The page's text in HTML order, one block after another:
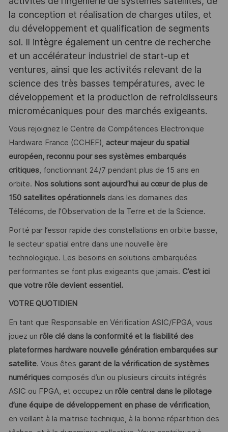
la conception et réalisation de charges utiles, et
du développement et qualification de segments
sol. Il intègre également un centre de recherche
et un accélérateur industriel de start-up et
ventures, ainsi que les activités relevant de la
science des très basses températures, avec le
développement et la production de refroidisseurs
micromécaniques pour des marchés exigeants.
Vous rejoignez le Centre de Compétences Electronique
Hardware France (CCHEF), acteur majeur du spatial
européen, reconnu pour ses systèmes embarqués
critiques, fonctionnant 24/7 pendant plus de 15 ans en
orbite. Nos solutions sont aujourd’hui au cœur de plus de
150 satellites opérationnels dans les domaines des
Télécoms, de l’Observation de la Terre et de la Science.
Porté par l’essor rapide des constellations en orbite basse,
le secteur spatial entre dans une nouvelle ère
technologique. Les besoins en solutions embarquées
performantes se font plus exigeants que jamais. C’est ici
que votre rôle devient essentiel.
VOTRE QUOTIDIEN
En tant que Responsable en Vérification ASIC/FPGA, vous
jouez un rôle clé dans la conformité et la fiabilité des
plateformes hardware nouvelle génération embarquées sur
satellite. Vous êtes garant de la vérification de systèmes
numériquescomposés d’un ou plusieurs circuits intégrés
ASIC ou FPGA, et occupez un rôle central dans le pilotage
d’une équipe de développement en phase de vérification,
en veillant à la maitrise technique, à la bonne répartition des